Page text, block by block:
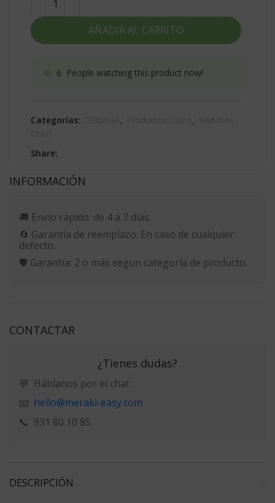
AÑADIR AL CARRITO
6 People watching this product now!
Categorías: , ,
Share:
INFORMACIÓN
🚚 Envío rápido: de 4 a 7 días.
🔄 Garantía de reemplazo: En caso de cualquier
defecto.
🛡️ Garantía: 2 o más segun categoría de producto.
CONTACTAR
¿Tienes dudas?
💬 Háblanos por el chat
📧 hello@meraki-easy.com
📞 931 80 10 85
DESCRIPCIÓN